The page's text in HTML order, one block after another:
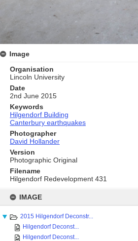
content
IMAGE
2015 Hilgendorf Deconstr...
Hilgendorf Deconst...
Hilgendorf Deconst...
Image
Organisation
Lincoln University
Date
2nd June 2015
Keywords
Hilgendorf Building
Canterbury earthquakes
Photographer
David Hollander
Version
Photographic Original
Filename
Hilgendorf Redevelopment 431